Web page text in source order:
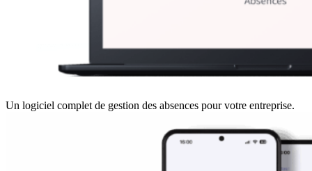
Un logiciel complet de gestion des absences pour votre entreprise.